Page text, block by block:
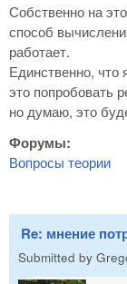
Собственно на
способ
работает.
Единственно, что
это попробовать
но думаю, это
Форумы:
Вопросы теории
Re: мнение
Submitted by